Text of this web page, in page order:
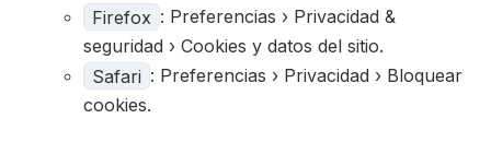
Firefox : Preferencias › Privacidad &
seguridad › Cookies y datos del sitio.
Safari : Preferencias › Privacidad › Bloquear
cookies.